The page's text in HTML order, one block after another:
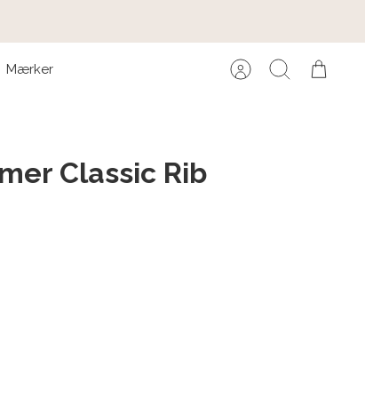
Mærker Konto Søg Kurv
Classic Rib